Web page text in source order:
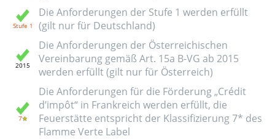
Die Anforderungen der Stufe 1 werden erfüllt
(gilt nur für Deutschland)
Die Anforderungen der Österreichischen
Vereinbarung gemäß Art. 15a B-VG ab 2015
werden erfüllt (gilt nur für Österreich)
Die Anforderungen für die Förderung „Crédit
d’impôt“ in Frankreich werden erfüllt, die
Feuerstätte entspricht der Klassifizierung 7* des
Flamme Verte Label